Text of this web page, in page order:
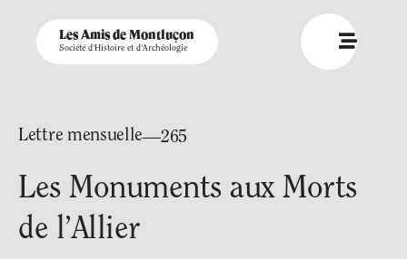
Les Amis de Montluçon
Société d'Histoire et d'Archéologie
Lettre mensuelle—265
Les Monuments aux Morts
de l’Allier